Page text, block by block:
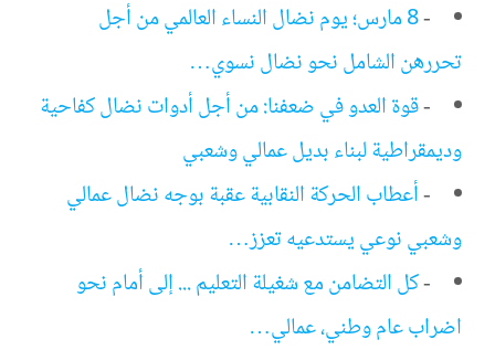
- 8 مارس؛ يوم نضال النساء العالمي من أجل
تحررهن الشامل نحو نضال نسوي…
-قوة العدو في ضعفنا: من أجل أدوات نضال كفاحية
وديمقراطية لبناء بديل عمالي وشعبي
-أعطاب الحركة النقابية عقبة بوجه نضال عمالي
وشعبي نوعي يستدعيه تعزز…
-كل التضامن مع شغيلة التعليم ... إلى أمام نحو
اضراب عام وطني، عمالي…